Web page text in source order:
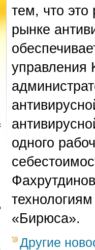
тем, что
рынке
управления
одного
«Бирюса».
Другие